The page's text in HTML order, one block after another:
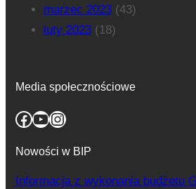
marzec 2023(43)
luty 2023(18)
Media społecznościowe
Facebook YouTube Instagram
Nowości w BIP
Informacja z wykonania budżetu